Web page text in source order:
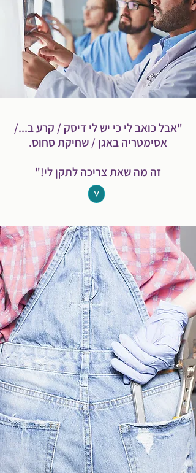
"אבל כואב לי כי יש לי דיסק / קרע ב.../
אסימטריה באגן / שחיקת סחוס.
זה מה שאת צריכה לתקן לי!"
<